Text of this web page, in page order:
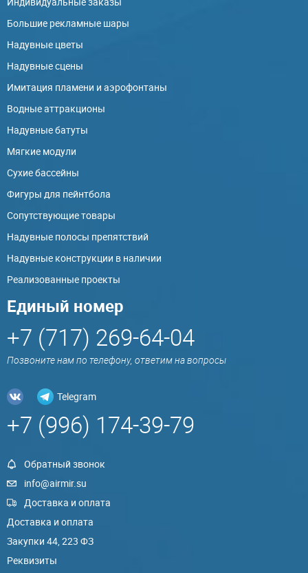
Большие рекламные шары
Надувные цветы
Надувные сцены
Имитация пламени и аэрофонтаны
Водные аттракционы
Надувные батуты
Мягкие модули
Сухие бассейны
Фигуры для пейнтбола
Сопутствующие товары
Надувные полосы препятствий
Надувные конструкции в наличии
Реализованные проекты
Единый номер
+7 (717) 269-64-04
Позвоните нам по телефону, ответим на вопросы
Telegram
+7 (996) 174-39-79
Обратный звонок
info@airmir.su
Доставка и оплата
Доставка и оплата
Закупки 44, 223 ФЗ
Реквизиты